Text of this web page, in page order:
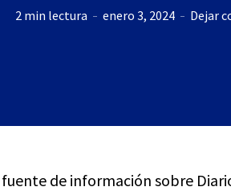
2 min lectura enero 3, 2024 Dejar
de información sobre